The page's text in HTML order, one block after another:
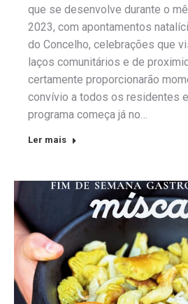
que se desenvolve durante o
2023, com apontamentos
do Concelho, celebrações que
laços comunitários e de
certamente proporcionarão
convívio a todos os residentes
programa começa já no…
Ler mais